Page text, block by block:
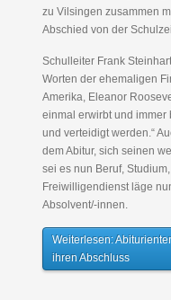
zu Vilsingen zusammen
Abschied von der
Schulleiter Frank
Worten der ehemaligen
Amerika, Eleanor
einmal erwirbt und immer
und verteidigt werden.“
dem Abitur, sich seinen
sei es nun Beruf,
Freiwilligendienst läge
Absolvent/-innen.
Weiterlesen:
ihren Abschluss